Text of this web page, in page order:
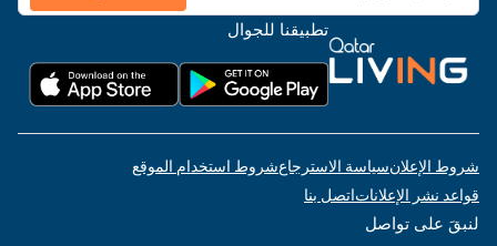
تطبيقنا للجوال
شروط الإعلانسياسة الاسترجاعشروط استخدام الموقع
قواعد نشر الإعلاناتاتصل بنا
لنبقَ على تواصل